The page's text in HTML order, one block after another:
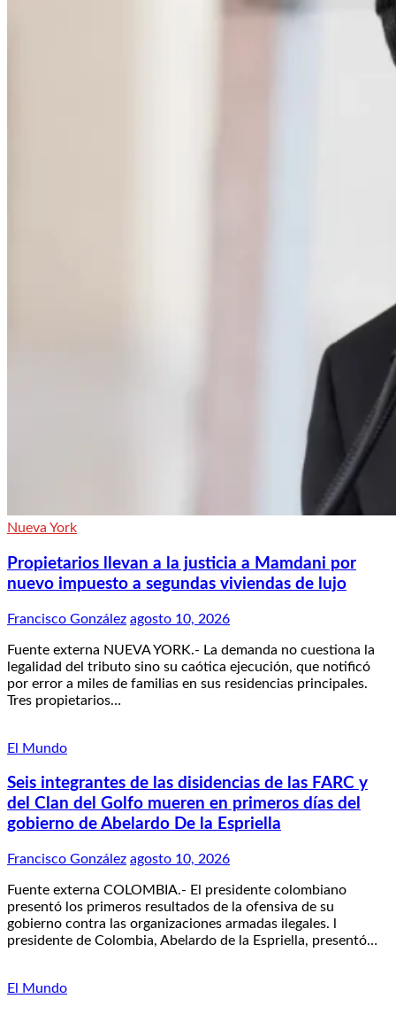
Nueva York
Propietarios llevan a la justicia a Mamdani por
nuevo impuesto a segundas viviendas de lujo
Francisco González agosto 10, 2026
Fuente externa NUEVA YORK.- La demanda no cuestiona la
legalidad del tributo sino su caótica ejecución, que notificó
por error a miles de familias en sus residencias principales.
Tres propietarios…
El Mundo
Seis integrantes de las disidencias de las FARC y
del Clan del Golfo mueren en primeros días del
gobierno de Abelardo De la Espriella
Francisco González agosto 10, 2026
Fuente externa COLOMBIA.- El presidente colombiano
presentó los primeros resultados de la ofensiva de su
gobierno contra las organizaciones armadas ilegales. l
presidente de Colombia, Abelardo de la Espriella, presentó…
El Mundo